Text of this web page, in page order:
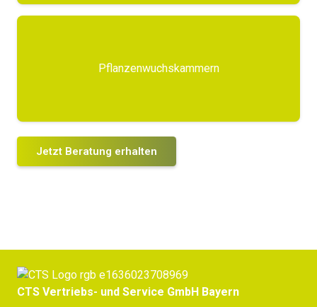
Pflanzenwuchskammern
Jetzt Beratung erhalten
CTS Vertriebs- und Service GmbH Bayern